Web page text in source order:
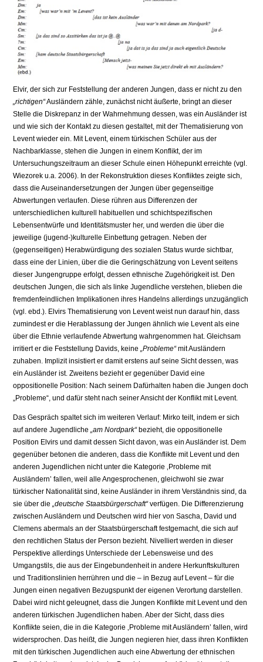
Elvir, der sich zur Feststellung der anderen Jungen, dass er nicht zu den
„richtigen“Ausländern zähle, zunächst nicht äußerte, bringt an dieser
Stelle die Diskrepanz in der Wahrnehmung dessen, was ein Ausländer ist
und wie sich der Kontakt zu diesen gestaltet, mit der Thematisierung von
Levent wieder ein. Mit Levent, einem türkischen Schüler aus der
Nachbarklasse, stehen die Jungen in einem Konflikt, der im
Untersuchungszeitraum an dieser Schule einen Höhepunkt erreichte (vgl.
Wiezorek u.a. 2006). In der Rekonstruktion dieses Konfliktes zeigte sich,
dass die Auseinandersetzungen der Jungen über gegenseitige
Abwertungen verlaufen. Diese rühren aus Differenzen der
unterschiedlichen kulturell habituellen und schichtspezifischen
Lebensentwürfe und Identitätsmuster her, und werden die über die
jeweilige (jugend-)kulturelle Einbettung getragen. Neben der
(gegenseitigen) Herabwürdigung des sozialen Status wurde sichtbar,
dass eine der Linien, über die die Geringschätzung von Levent seitens
dieser Jungengruppe erfolgt, dessen ethnische Zugehörigkeit ist. Den
deutschen Jungen, die sich als linke Jugendliche verstehen, blieben die
fremdenfeindlichen Implikationen ihres Handelns allerdings unzugänglich
(vgl. ebd.). Elvirs Thematisierung von Levent weist nun darauf hin, dass
zumindest er die Herablassung der Jungen ähnlich wie Levent als eine
über die Ethnie verlaufende Abwertung wahrgenommen hat. Gleichsam
irritiert er die Feststellung Davids, keine„Probleme“mit Ausländern
zuhaben. Implizit insistiert er damit erstens auf seine Sicht dessen, was
ein Ausländer ist. Zweitens bezieht er gegenüber David eine
oppositionelle Position: Nach seinem Dafürhalten haben die Jungen doch
„Probleme“, und dafür steht nach seiner Ansicht der Konflikt mit Levent.
Das Gespräch spaltet sich im weiteren Verlauf: Mirko teilt, indem er sich
auf andere Jugendliche„am Nordpark“bezieht, die oppositionelle
Position Elvirs und damit dessen Sicht davon, was ein Ausländer ist. Dem
gegenüber betonen die anderen, dass die Konflikte mit Levent und den
anderen Jugendlichen nicht unter die Kategorie ‚Probleme mit
Ausländern’ fallen, weil alle Angesprochenen, gleichwohl sie zwar
türkischer Nationalität sind, keine Ausländer in ihrem Verständnis sind, da
sie über die„deutsche Staatsbürgerschaft“verfügen. Die Differenzierung
zwischen Ausländern und Deutschen wird hier von Sascha, David und
Clemens abermals an der Staatsbürgerschaft festgemacht, die sich auf
den rechtlichen Status der Person bezieht. Nivelliert werden in dieser
Perspektive allerdings Unterschiede der Lebensweise und des
Umgangstils, die aus der Eingebundenheit in andere Herkunftskulturen
und Traditionslinien herrühren und die – in Bezug auf Levent – für die
Jungen einen negativen Bezugspunkt der eigenen Verortung darstellen.
Dabei wird nicht geleugnet, dass die Jungen Konflikte mit Levent und den
anderen türkischen Jugendlichen haben. Aber der Sicht, dass dies
Konflikte seien, die in die Kategorie ‚Probleme mit Ausländern’ fallen, wird
widersprochen. Das heißt, die Jungen negieren hier, dass ihren Konflikten
mit den türkischen Jugendlichen auch eine Abwertung der ethnischen